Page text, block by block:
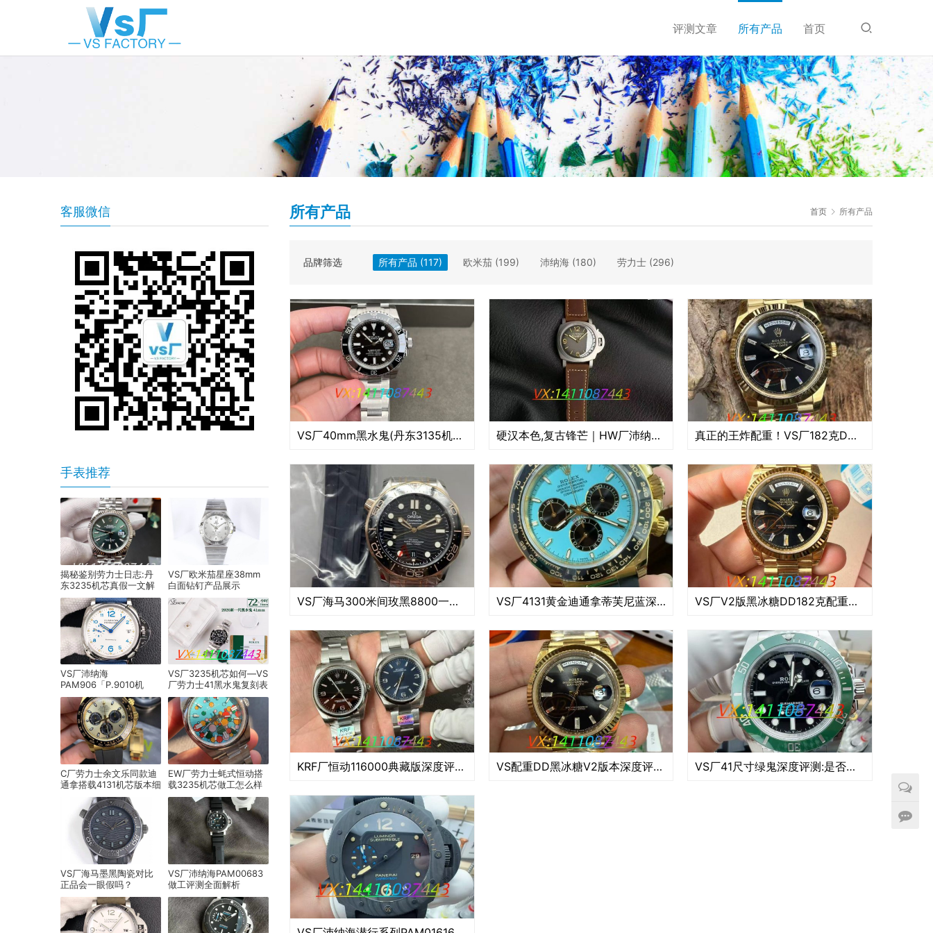
评测文章 所有产品 首页
首页 所有产品
所有产品
品牌筛选 所有产品 (117) 欧米茄 (199) 沛纳海 (180) 劳力士 (296)
VS厂40mm黑水鬼(丹东3135机芯)深度评测:经典外观与稳定内核的平衡之选 硬汉本色,复古锋芒｜HW厂沛纳海Luminor庐米诺PAM1628深度评测 真正的王炸配重！VS厂182克DD星期日历型深度评测
VS厂海马300米间玫黑8800一体机芯深度评测 VS厂4131黄金迪通拿蒂芙尼蓝深度评测:工艺与性能的复刻巅峰 VS厂V2版黑冰糖DD182克配重深度评测——丹东 3255机芯的巅峰演绎
KRF厂恒动116000典藏版深度评测:复古灵魂与新生筋骨的完美融合 VS配重DD黑冰糖V2版本深度评测-重量与质感的精准复刻 VS厂41尺寸绿鬼深度评测:是否值得入手?
客服微信
手表推荐
揭秘鉴别劳力士日志:丹
东3235机芯真假一文解
析
VS厂欧米茄星座38mm
白面钻钉产品展示
VS厂沛纳海
PAM906「P.9010机
芯」产品展示
VS厂3235机芯如何—VS
厂劳力士41黑水鬼复刻表
深度评测讲解
C厂劳力士余文乐同款迪
通拿搭载4131机芯版本细
节实拍评测
EW厂劳力士蚝式恒动搭
载3235机芯做工怎么样
VS厂海马墨黑陶瓷对比
正品会一眼假吗？
VS厂沛纳海PAM00683
做工评测全面解析